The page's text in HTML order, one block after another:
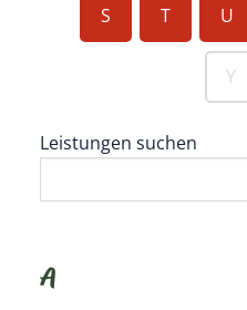
S T U
Y
Leistungen suchen
A